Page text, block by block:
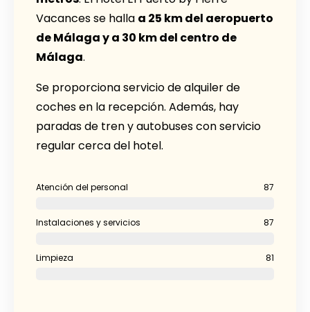
Vacances se halla a 25 km del aeropuerto
de Málaga y a 30 km del centro de
Málaga.
Se proporciona servicio de alquiler de
coches en la recepción. Además, hay
paradas de tren y autobuses con servicio
regular cerca del hotel.
Atención del personal 87
Instalaciones y servicios 87
Limpieza 81